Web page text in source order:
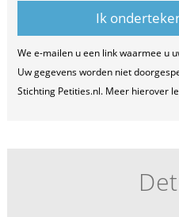
We e-mailen u een link waarmee u
Uw gegevens worden niet
Stichting Petities.nl. Meer hierover